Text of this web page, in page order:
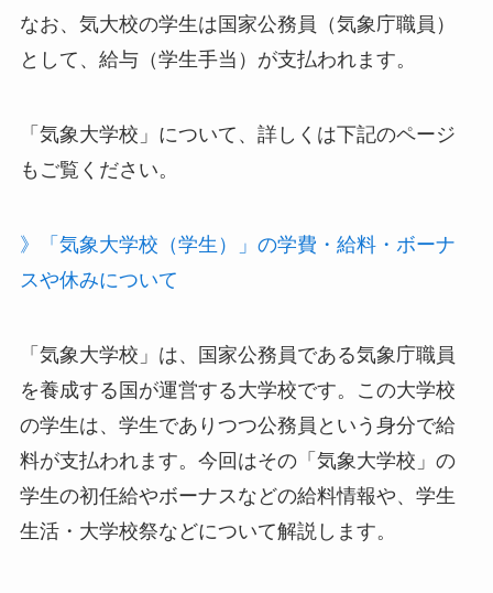
なお、気大校の学生は国家公務員（気象庁職員）
として、給与（学生手当）が支払われます。
「気象大学校」について、詳しくは下記のページ
もご覧ください。
》「気象大学校（学生）」の学費・給料・ボーナ
スや休みについて
「気象大学校」は、国家公務員である気象庁職員
を養成する国が運営する大学校です。この大学校
の学生は、学生でありつつ公務員という身分で給
料が支払われます。今回はその「気象大学校」の
学生の初任給やボーナスなどの給料情報や、学生
生活・大学校祭などについて解説します。